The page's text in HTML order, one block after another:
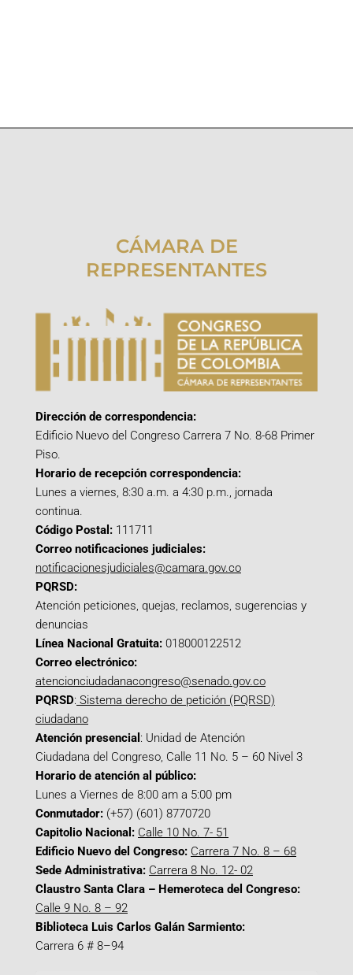
CÁMARA DE
REPRESENTANTES
Dirección de correspondencia:
Edificio Nuevo del Congreso Carrera 7 No. 8-68 Primer
Piso.
Horario de recepción correspondencia:
Lunes a viernes, 8:30 a.m. a 4:30 p.m., jornada
continua.
Código Postal: 111711
Correo notificaciones judiciales:
notificacionesjudiciales@camara.gov.co
PQRSD:
Atención peticiones, quejas, reclamos, sugerencias y
denuncias
Línea Nacional Gratuita: 018000122512
Correo electrónico:
atencionciudadanacongreso@senado.gov.co
PQRSD: Sistema derecho de petición (PQRSD)
ciudadano
Atención presencial : Unidad de Atención
Ciudadana del Congreso, Calle 11 No. 5 – 60 Nivel 3
Horario de atención al público:
Lunes a Viernes de 8:00 am a 5:00 pm
Conmutador: (+57) (601) 8770720
Capitolio Nacional: Calle 10 No. 7- 51
Edificio Nuevo del Congreso: Carrera 7 No. 8 – 68
Sede Administrativa: Carrera 8 No. 12- 02
Claustro Santa Clara – Hemeroteca del Congreso:
Calle 9 No. 8 – 92
Biblioteca Luis Carlos Galán Sarmiento:
Carrera 6 # 8–94